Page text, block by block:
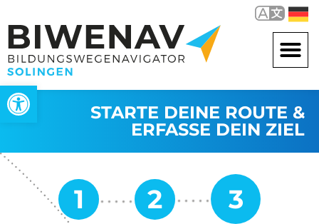
Werkzeugleiste öffnen
STARTE DEINE ROUTE &
ERFASSE DEIN ZIEL